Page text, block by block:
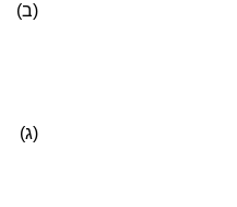
(ב)
(ג)